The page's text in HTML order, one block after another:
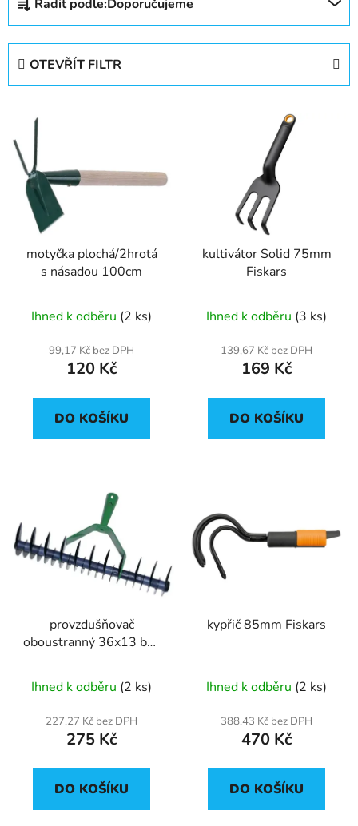
z
r
o
Řadit podle:Doporučujeme
OTEVŘÍT FILTR
ý
p
motyčka plochá/2hrotá
s násadou 100cm
Ihned k odběru (2 ks)
99,17 Kč bez DPH
120 Kč
DO KOŠÍKU
kultivátor Solid 75mm
Fiskars
Ihned k odběru (3 ks)
139,67 Kč bez DPH
169 Kč
DO KOŠÍKU
provzdušňovač
oboustranný 36x13 bez
Ihned k odběru (2 ks)
227,27 Kč bez DPH
275 Kč
DO KOŠÍKU
kypřič 85mm Fiskars
Ihned k odběru (2 ks)
388,43 Kč bez DPH
470 Kč
DO KOŠÍKU